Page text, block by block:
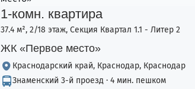
1-комн. квартира
37.4 м², 2/18 этаж, Секция Квартал 1.1 - Литер 2
ЖК «Первое место»
Краснодарский край, Краснодар, Краснодар
Знаменский 3-й проезд · 4 мин. пешком